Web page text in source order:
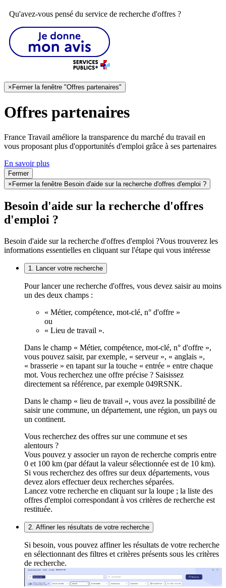
Qu'avez-vous pensé du service de recherche d'offres ?
× Fermer la fenêtre "Offres partenaires"
Offres partenaires
France Travail améliore la transparence du marché du travail en
vous proposant plus d'opportunités d'emploi grâce à ses partenaires
En savoir plus
Fermer
× Fermer la fenêtre Besoin d'aide sur la recherche d'offres d'emploi ?
Besoin d'aide sur la recherche d'offres
d'emploi ?
Besoin d'aide sur la recherche d'offres d'emploi ?Vous trouverez les
informations essentielles en cliquant sur l'étape qui vous intéresse
1. Lancer votre recherche
Pour lancer une recherche d'offres, vous devez saisir au moins
un des deux champs :
« Métier, compétence, mot-clé, n° d'offre »
ou
« Lieu de travail ».
Dans le champ « Métier, compétence, mot-clé, n° d'offre »,
vous pouvez saisir, par exemple, « serveur », « anglais »,
« brasserie » en tapant sur la touche « entrée » entre chaque
mot. Vous recherchez une offre précise ? Saisissez
directement sa référence, par exemple 049RSNK.
Dans le champ « lieu de travail », vous avez la possibilité de
saisir une commune, un département, une région, un pays ou
un continent.
Vous recherchez des offres sur une commune et ses
alentours ?
Vous pouvez y associer un rayon de recherche compris entre
0 et 100 km (par défaut la valeur sélectionnée est de 10 km).
Si vous recherchez des offres sur deux départements, vous
devez alors effectuer deux recherches séparées.
Lancez votre recherche en cliquant sur la loupe ; la liste des
offres d'emploi correspondant à vos critères de recherche est
restituée.
2. Affiner les résultats de votre recherche
Si besoin, vous pouvez affiner les résultats de votre recherche
en sélectionnant des filtres et critères présents sous les critères
de recherche.